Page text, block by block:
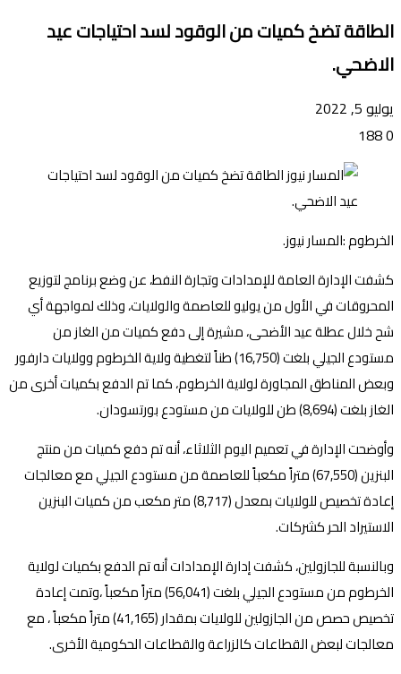
الطاقة تضخ كميات من الوقود لسد احتياجات عيد
الاضحي.
يوليو 5, 2022
0
الخرطوم :المسار نيوز.
كشفت الإدارة العامة للإمدادات وتجارة النفط، عن وضع برنامج لتوزيع
المحروقات في الأول من يوليو للعاصمة والولايات، وذلك لمواجهة أي
شح خلال عطلة عيد الأضحى، مشيرة إلى دفع كميات من الغاز من
مستودع الجيلي بلغت (16,750) طناً لتغطية ولاية الخرطوم وولايات دارفور
وبعض المناطق المجاورة لولاية الخرطوم، كما تم الدفع بكميات أخرى من
الغاز بلغت (8,694) طن للولايات من مستودع بورتسودان.
وأوضحت الإدارة في تعميم اليوم الثلاثاء، أنه تم دفع كميات من منتج
البنزين (67,550) متراً مكعباً للعاصمة من مستودع الجيلي مع معالجات
إعادة تخصيص للولايات بمعدل (8,717) متر مكعب من كميات البنزين
الاستيراد الحر كشركات.
وبالنسبة للجازولين، كشفت إدارة الإمدادات أنه تم الدفع بكميات لولاية
الخرطوم من مستودع الجيلي بلغت (56,041) متراً مكعباً ،وتمت إعادة
تخصيص حصص من الجازولين للولايات بمقدار (41,165) متراً مكعباً ، مع
معالجات لبعض القطاعات كالزراعة والقطاعات الحكومية الأخرى.